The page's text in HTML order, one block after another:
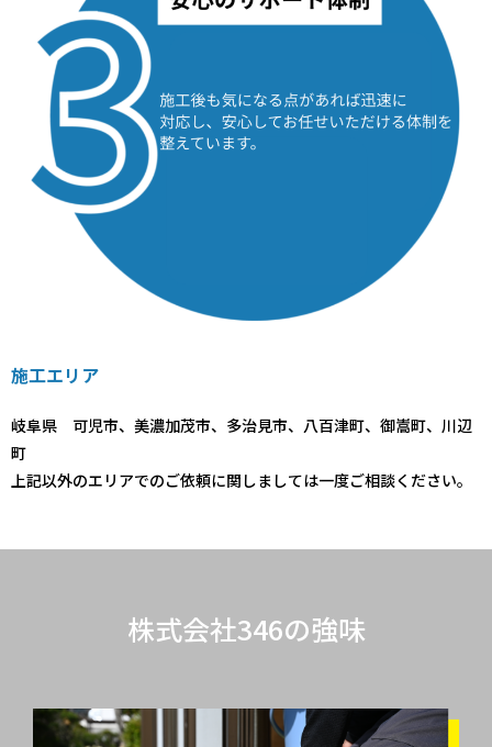
施工エリア
岐阜県 可児市、美濃加茂市、多治見市、八百津町、御嵩町、川辺
町
上記以外のエリアでのご依頼に関しましては一度ご相談ください。
株式会社346の強味